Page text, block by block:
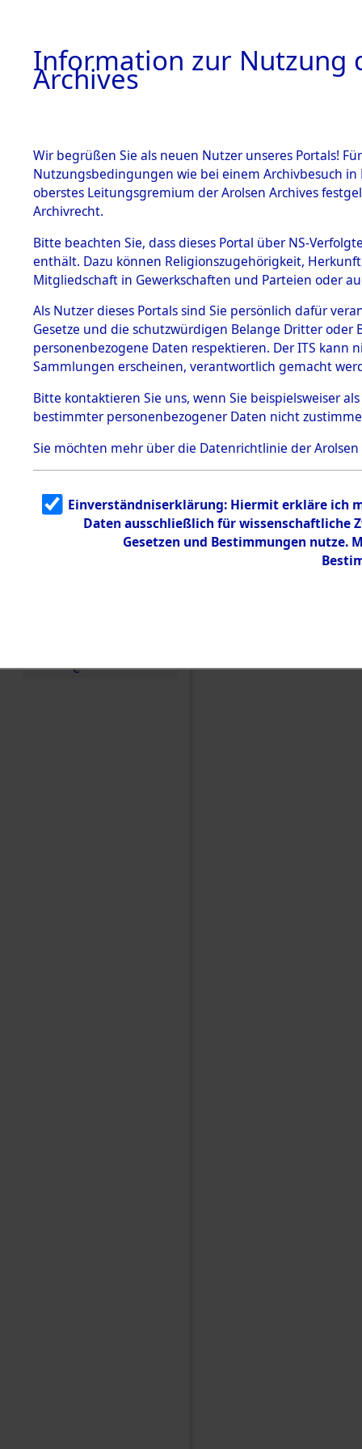
BESTÄNDE
1.
mente
5. Verschiedenes
5.3
Todesmärsche
5.3.1 Alliierte
Erhebungen
zu
Todesmärsch
en
5.3.2
g
5.3.3
Todesmärsch
e
0061
Information zur Nutzung
Archives
Wir begrüßen Sie als neuen Nutzer unseres Portals!
Nutzungsbedingungen wie bei einem Archivbesuch
oberstes Leitungsgremium der Arolsen Archives
Archivrecht.
Bitte beachten Sie, dass dieses Portal über NS-
enthält. Dazu können Religionszugehörigkeit,
Mitgliedschaft in Gewerkschaften und Parteien oder
Als Nutzer dieses Portals sind Sie persönlich dafür
Gesetze und die schutzwürdigen Belange Dritter
personenbezogene Daten respektieren. Der ITS
Sammlungen erscheinen, verantwortlich gemacht
Bitte kontaktieren Sie uns, wenn Sie beispielsweiser
bestimmter personenbezogener Daten nicht
Sie möchten mehr über die Datenrichtlinie der Arolsen
Einverständniserklärung: Hiermit erkläre ich
Daten ausschließlich für wissenschaftliche
Gesetzen und Bestimmungen nutze.